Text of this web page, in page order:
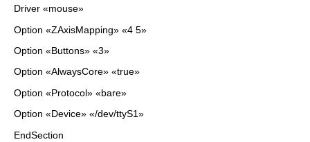
Driver «mouse»
Option «ZAxisMapping» «4 5»
Option «Buttons» «3»
Option «AlwaysCore» «true»
Option «Protocol» «bare»
Option «Device» «/dev/ttyS1»
EndSection